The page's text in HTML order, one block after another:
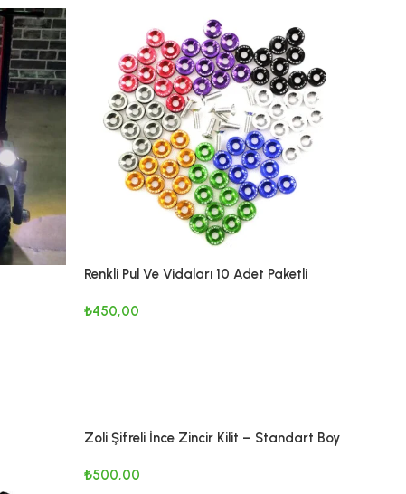
Renkli Pul Ve Vidaları 10 Adet Paketli
₺450,00
Zoli Şifreli İnce Zincir Kilit – Standart Boy
₺500,00